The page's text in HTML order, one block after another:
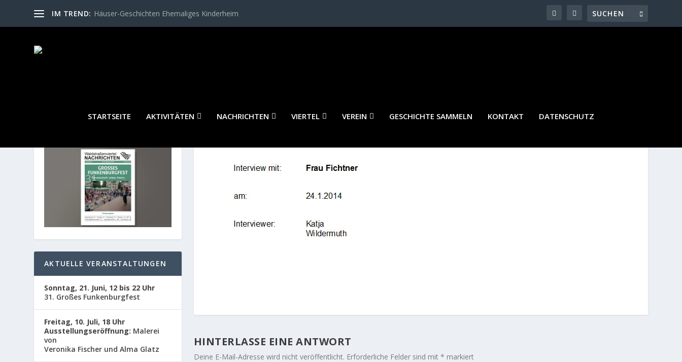
IM TREND: Häuser-Geschichten Ehemaliges Kinderheim
STARTSEITE AKTIVITÄTEN NACHRICHTEN VIERTEL VEREIN GESCHICHTE SAMMELN KONTAKT DATENSCHUTZ
INTERVIEW_FICHTNER_BERICHTSBILD
HINTERLASSE EINE ANTWORT
Deine E-Mail-Adresse wird nicht veröffentlicht. Erforderliche Felder sind mit * markiert
WALDSTRASSENVIERTEL N
AKTUELLE VERANSTALTUNGEN
Sonntag, 21. Juni, 12 bis 22 Uhr
31. Großes Funkenburgfest
Freitag, 10. Juli, 18 Uhr
Ausstellungseröffnung: Malerei
von
Veronika Fischer und Alma Glatz